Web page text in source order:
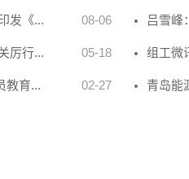
08-06
发《...
05-18
厉行...
02-27
教育...
吕雪峰
组工微
青岛能